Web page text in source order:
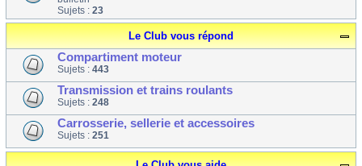
Sujets : 23
Le Club vous répond
Compartiment moteur
Sujets : 443
Transmission et trains roulants
Sujets : 248
Carrosserie, sellerie et accessoires
Sujets : 251